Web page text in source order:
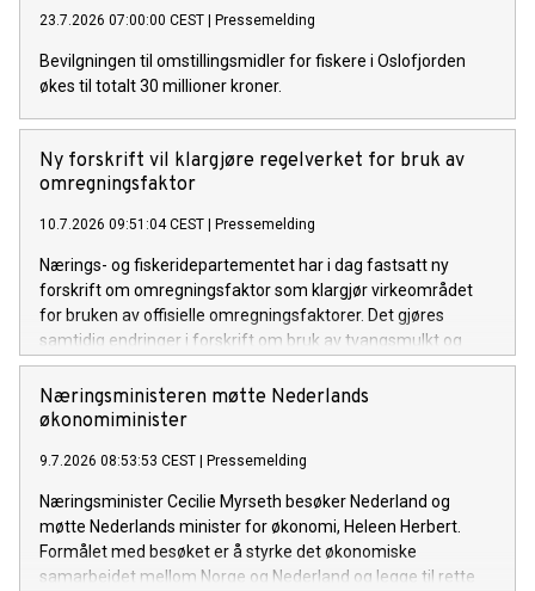
23.7.2026 07:00:00 CEST Pressemelding
Bevilgningen til omstillingsmidler for fiskere i Oslofjorden
økes til totalt 30 millioner kroner.
Ny forskrift vil klargjøre regelverket for bruk av
omregningsfaktor
10.7.2026 09:51:04 CEST Pressemelding
Nærings- og fiskeridepartementet har i dag fastsatt ny
forskrift om omregningsfaktor som klargjør virkeområdet
for bruken av offisielle omregningsfaktorer. Det gjøres
samtidig endringer i forskrift om bruk av tvangsmulkt og
overtredelsesgebyr ved brudd på havressurslova og
deltakerloven, i tråd med sanksjonsreglene i den nye
forskriften.
Næringsministeren møtte Nederlands
økonomiminister
9.7.2026 08:53:53 CEST Pressemelding
Næringsminister Cecilie Myrseth besøker Nederland og
møtte Nederlands minister for økonomi, Heleen Herbert.
Formålet med besøket er å styrke det økonomiske
samarbeidet mellom Norge og Nederland og legge til rette